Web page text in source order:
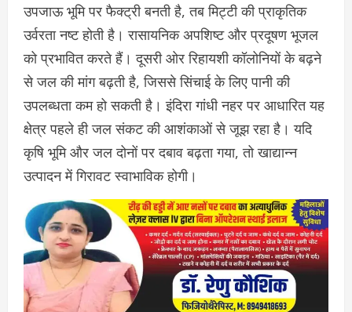
उपजाऊ भूमि पर फैक्ट्री बनती है, तब मिट्टी की प्राकृतिक
उर्वरता नष्ट होती है। रासायनिक अपशिष्ट और प्रदूषण भूजल
को प्रभावित करते हैं। दूसरी ओर रिहायशी कॉलोनियों के बढ़ने
से जल की मांग बढ़ती है, जिससे सिंचाई के लिए पानी की
उपलब्धता कम हो सकती है। इंदिरा गांधी नहर पर आधारित यह
क्षेत्र पहले ही जल संकट की आशंकाओं से जूझ रहा है। यदि
कृषि भूमि और जल दोनों पर दबाव बढ़ता गया, तो खाद्यान्न
उत्पादन में गिरावट स्वाभाविक होगी।